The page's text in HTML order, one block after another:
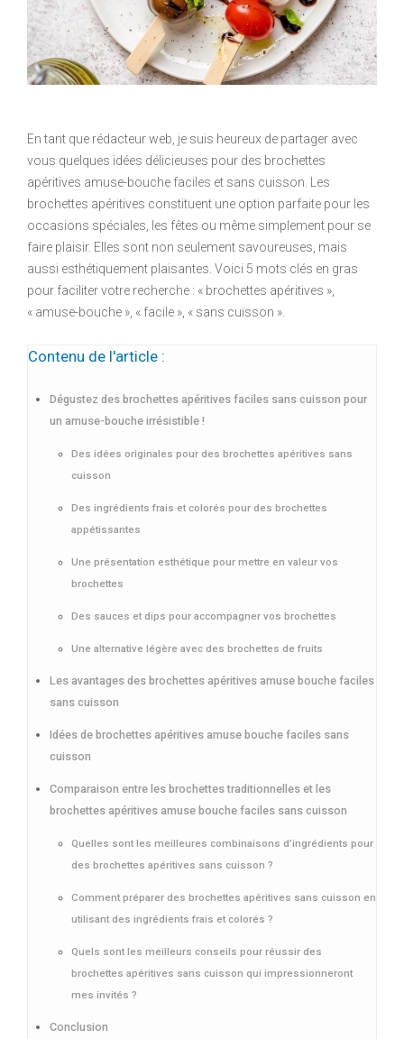
En tant que rédacteur web, je suis heureux de partager avec
vous quelques idées délicieuses pour des brochettes
apéritives amuse-bouche faciles et sans cuisson. Les
brochettes apéritives constituent une option parfaite pour les
occasions spéciales, les fêtes ou même simplement pour se
faire plaisir. Elles sont non seulement savoureuses, mais
aussi esthétiquement plaisantes. Voici 5 mots clés en gras
pour faciliter votre recherche : « brochettes apéritives »,
« amuse-bouche », « facile », « sans cuisson ».
Contenu de l'article :
Dégustez des brochettes apéritives faciles sans cuisson pour
un amuse-bouche irrésistible !
Des idées originales pour des brochettes apéritives sans
cuisson
Des ingrédients frais et colorés pour des brochettes
appétissantes
Une présentation esthétique pour mettre en valeur vos
brochettes
Des sauces et dips pour accompagner vos brochettes
Une alternative légère avec des brochettes de fruits
Les avantages des brochettes apéritives amuse bouche faciles
sans cuisson
Idées de brochettes apéritives amuse bouche faciles sans
cuisson
Comparaison entre les brochettes traditionnelles et les
brochettes apéritives amuse bouche faciles sans cuisson
Quelles sont les meilleures combinaisons d’ingrédients pour
des brochettes apéritives sans cuisson ?
Comment préparer des brochettes apéritives sans cuisson en
utilisant des ingrédients frais et colorés ?
Quels sont les meilleurs conseils pour réussir des
brochettes apéritives sans cuisson qui impressionneront
mes invités ?
Conclusion